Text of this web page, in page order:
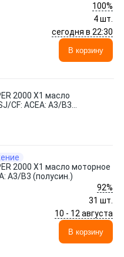
100%
4 шт.
сегодня в 22:30
В корзину
2000 X1 масло
CF: ACEA: A3/B3
2000 X1 масло моторное
A3/B3 (полусин.)
92%
31 шт.
10 - 12 августа
В корзину